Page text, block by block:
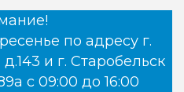
по адресу г.
и г. Старобельск
с 09:00 до 16:00